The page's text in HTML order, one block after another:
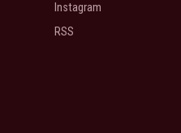
Instagram
RSS